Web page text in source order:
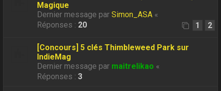
Magique
Dernier message parSimon_ASA «
Réponses : 20 1 2
[Concours] 5 clés Thimbleweed Park sur
IndieMag
Dernier message par maitrelikao «
Réponses :3